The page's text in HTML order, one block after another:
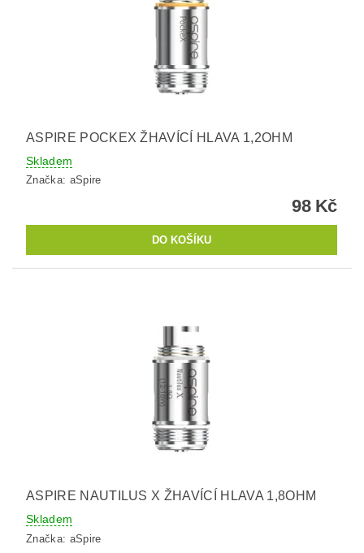
ASPIRE POCKEX ŽHAVÍCÍ HLAVA 1,2OHM
Skladem
Značka: aSpire
98 Kč
ASPIRE NAUTILUS X ŽHAVÍCÍ HLAVA 1,8OHM
Skladem
Značka: aSpire